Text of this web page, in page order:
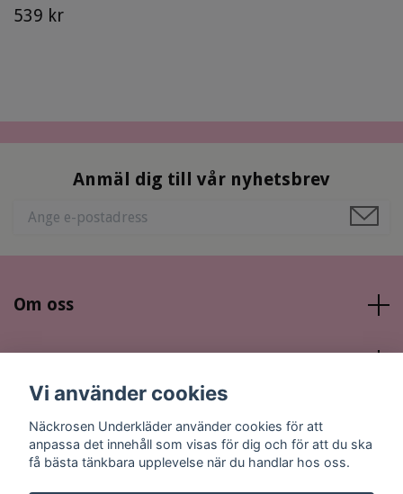
539 kr
Anmäl dig till vår nyhetsbrev
Om oss
Sociala medier
Vi använder cookies
Näckrosen Underkläder använder cookies för att
anpassa det innehåll som visas för dig och för att du ska
få bästa tänkbara upplevelse när du handlar hos oss.